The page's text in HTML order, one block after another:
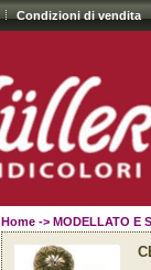
Condizioni di vendita
Home -> MODELLATO E